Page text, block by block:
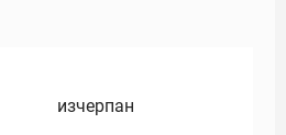
изчерпан